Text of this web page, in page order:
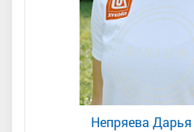
Непряева